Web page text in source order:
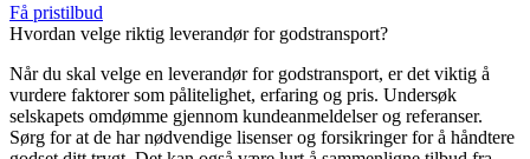
Få pristilbud
Hvordan velge riktig leverandør for godstransport?
Når du skal velge en leverandør for godstransport, er det viktig å
vurdere faktorer som pålitelighet, erfaring og pris. Undersøk
selskapets omdømme gjennom kundeanmeldelser og referanser.
Sørg for at de har nødvendige lisenser og forsikringer for å håndtere